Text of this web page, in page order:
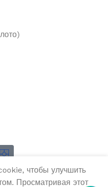
чтобы улучшить
Просматривая этот